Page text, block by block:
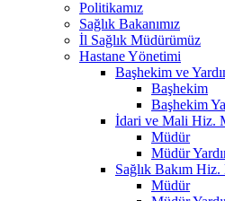
Politikamız
Sağlık Bakanımız
İl Sağlık Müdürümüz
Hastane Yönetimi
Başhekim ve
Başhekim
Başhekim
İdari ve Mali Hiz.
Müdür
Müdür
Sağlık Bakım
Müdür